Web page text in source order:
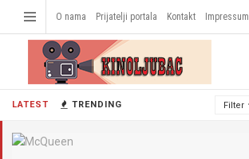
LATEST TRENDING Filter
O nama Prijatelji portala Kontakt Impressum